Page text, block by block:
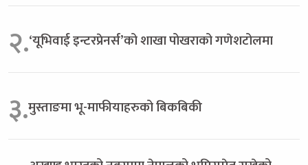
२.‘यूभिवाई इन्टरप्रेनर्स’को शाखा पोखराको गणेशटोलमा
३.मुस्ताङमा भू-माफीयाहरुको बिकबिकी